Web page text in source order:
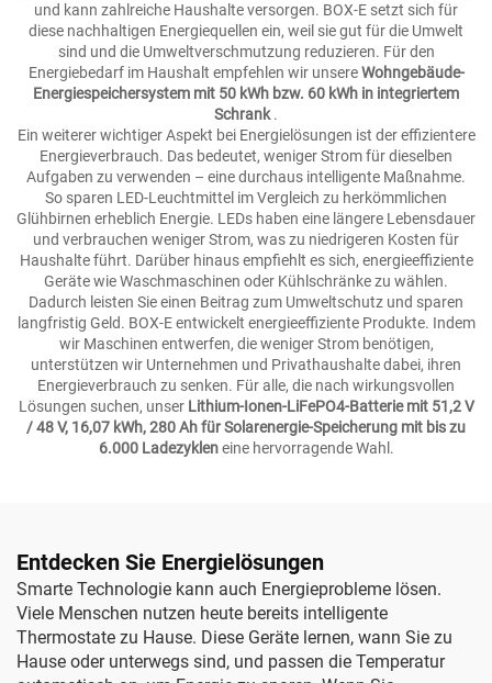
und kann zahlreiche Haushalte versorgen. BOX-E setzt sich für
diese nachhaltigen Energiequellen ein, weil sie gut für die Umwelt
sind und die Umweltverschmutzung reduzieren. Für den
Energiebedarf im Haushalt empfehlen wir unsereWohngebäude-
Energiespeichersystem mit 50 kWh bzw. 60 kWh in integriertem
Schrank.
Ein weiterer wichtiger Aspekt bei Energielösungen ist der effizientere
Energieverbrauch. Das bedeutet, weniger Strom für dieselben
Aufgaben zu verwenden – eine durchaus intelligente Maßnahme.
So sparen LED-Leuchtmittel im Vergleich zu herkömmlichen
Glühbirnen erheblich Energie. LEDs haben eine längere Lebensdauer
und verbrauchen weniger Strom, was zu niedrigeren Kosten für
Haushalte führt. Darüber hinaus empfiehlt es sich, energieeffiziente
Geräte wie Waschmaschinen oder Kühlschränke zu wählen.
Dadurch leisten Sie einen Beitrag zum Umweltschutz und sparen
langfristig Geld. BOX-E entwickelt energieeffiziente Produkte. Indem
wir Maschinen entwerfen, die weniger Strom benötigen,
unterstützen wir Unternehmen und Privathaushalte dabei, ihren
Energieverbrauch zu senken. Für alle, die nach wirkungsvollen
Lösungen suchen, unser Lithium-Ionen-LiFePO4-Batterie mit 51,2 V
/ 48 V, 16,07 kWh, 280 Ah für Solarenergie-Speicherung mit bis zu
6.000 Ladezykleneine hervorragende Wahl.
Entdecken Sie Energielösungen
Smarte Technologie kann auch Energieprobleme lösen.
Viele Menschen nutzen heute bereits intelligente
Thermostate zu Hause. Diese Geräte lernen, wann Sie zu
Hause oder unterwegs sind, und passen die Temperatur